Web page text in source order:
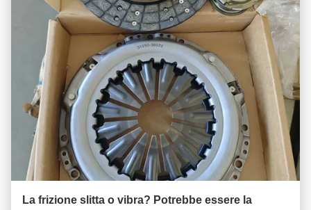
La frizione slitta o vibra? Potrebbe essere la